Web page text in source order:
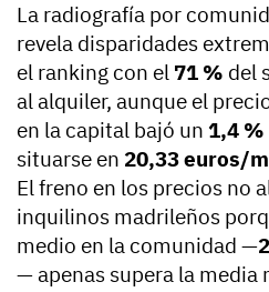
La radiografía por
revela disparidades
el ranking con el 71 % del
al alquiler, aunque el
en la capital bajó un 1,4 %
situarse en 20,33 euros/
El freno en los precios no
inquilinos madrileños
medio en la comunidad —
— apenas supera la media